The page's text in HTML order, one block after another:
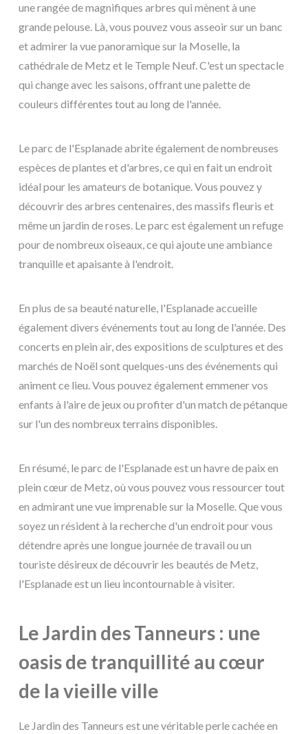
une rangée de magnifiques arbres qui mènent à une
grande pelouse. Là, vous pouvez vous asseoir sur un banc
et admirer la vue panoramique sur la Moselle, la
cathédrale de Metz et le Temple Neuf. C'est un spectacle
qui change avec les saisons, offrant une palette de
couleurs différentes tout au long de l'année.
Le parc de l'Esplanade abrite également de nombreuses
espèces de plantes et d'arbres, ce qui en fait un endroit
idéal pour les amateurs de botanique. Vous pouvez y
découvrir des arbres centenaires, des massifs fleuris et
même un jardin de roses. Le parc est également un refuge
pour de nombreux oiseaux, ce qui ajoute une ambiance
tranquille et apaisante à l'endroit.
En plus de sa beauté naturelle, l'Esplanade accueille
également divers événements tout au long de l'année. Des
concerts en plein air, des expositions de sculptures et des
marchés de Noël sont quelques-uns des événements qui
animent ce lieu. Vous pouvez également emmener vos
enfants à l'aire de jeux ou profiter d'un match de pétanque
sur l'un des nombreux terrains disponibles.
En résumé, le parc de l'Esplanade est un havre de paix en
plein cœur de Metz, où vous pouvez vous ressourcer tout
en admirant une vue imprenable sur la Moselle. Que vous
soyez un résident à la recherche d'un endroit pour vous
détendre après une longue journée de travail ou un
touriste désireux de découvrir les beautés de Metz,
l'Esplanade est un lieu incontournable à visiter.
Le Jardin des Tanneurs : une
oasis de tranquillité au cœur
de la vieille ville
Le Jardin des Tanneurs est une véritable perle cachée en